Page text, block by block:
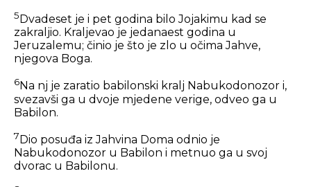
5 Dvadeset je i pet godina bilo Jojakimu kad se
zakraljio. Kraljevao je jedanaest godina u
Jeruzalemu; činio je što je zlo u očima Jahve,
njegova Boga.
6Na nj je zaratio babilonski kralj Nabukodonozor i,
svezavši ga u dvoje mjedene verige, odveo ga u
Babilon.
7Dio posuđa iz Jahvina Doma odnio je
Nabukodonozor u Babilon i metnuo ga u svoj
dvorac u Babilonu.